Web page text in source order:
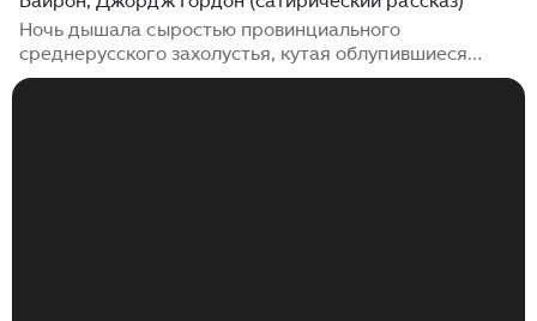
Ночь дышала сыростью провинциального
среднерусского захолустья, кутая облупившиеся
хрущевские пятиэтажки в саван глухого,